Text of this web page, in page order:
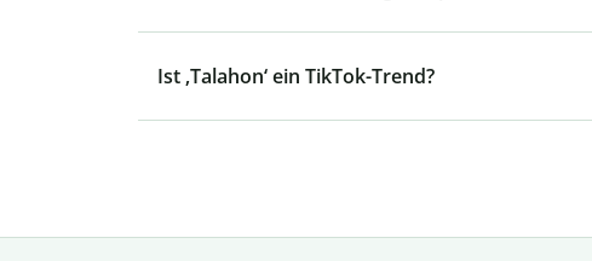
Ist ‚Talahon‘ ein TikTok-Trend?